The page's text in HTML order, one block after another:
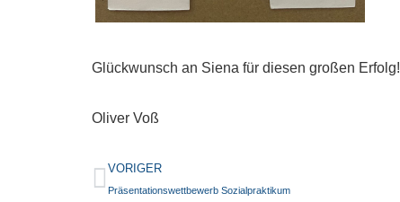
Glückwunsch an Siena für diesen großen Erfolg!
Oliver Voß
VORIGER
Präsentationswettbewerb Sozialpraktikum